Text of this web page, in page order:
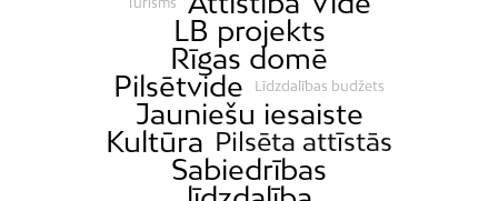
LB projekts
Rīgas domē
Pilsētvide
Līdzdalības budžets
Jauniešu iesaiste
Kultūra Pilsēta attīstās
Sabiedrības